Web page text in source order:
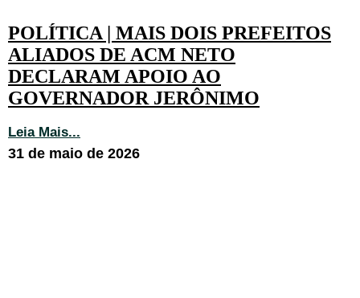
POLÍTICA | MAIS DOIS PREFEITOS
ALIADOS DE ACM NETO
DECLARAM APOIO AO
GOVERNADOR JERÔNIMO
Leia Mais...
31 de maio de 2026